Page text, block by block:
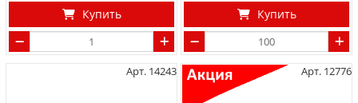
Купить Купить
Арт. 14243 Арт. 12776